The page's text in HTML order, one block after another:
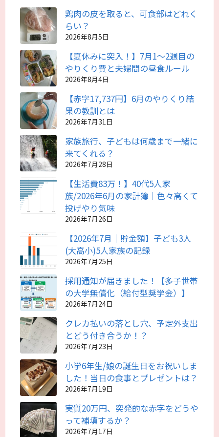
鶏肉の皮を取ると、可食部はどれく
らい？
2026年8月5日
【夏休みに突入！】7月1～2週目の
やりくり費と夫婦間の昼食ルール
2026年8月4日
【赤字17,737円】6月のやりくり結
果の教訓とは
2026年7月31日
家族旅行、子どもは何歳まで一緒に
来てくれる？
2026年7月28日
【生活費83万！】40代5人家
族/2026年6月の家計簿｜色々高くて
投げやり気味
2026年7月26日
【2026年7月｜貯金額】子ども3人
(大高小)5人家族の記録
2026年7月25日
採用通知が届きました！【多子世帯
の大学無償化（給付型奨学金）】
2026年7月24日
クレカ払いの落とし穴、予定外支出
とどう付き合うか！？
2026年7月23日
小学6年生/娘の誕生日をお祝いしま
した！当日の食事とプレゼントは？
2026年7月19日
実質20万円、突発的な赤字をどうや
って補填するか？
2026年7月17日